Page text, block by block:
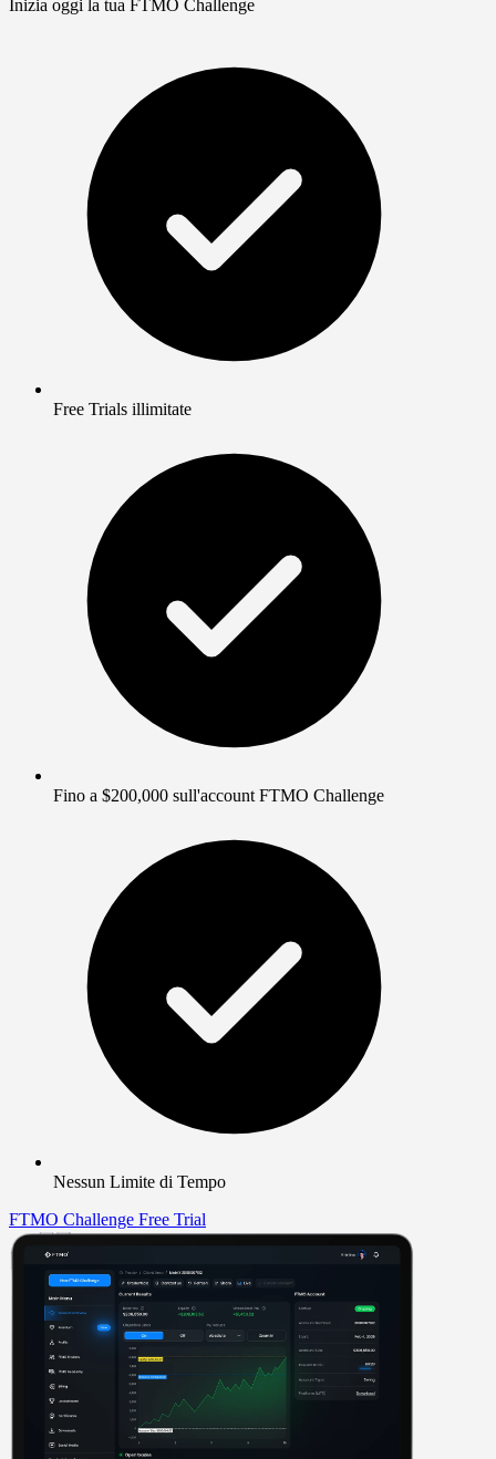
Inizia oggi la tua FTMO Challenge
Free Trials illimitate
Fino a $200,000 sull'account FTMO Challenge
Nessun Limite di Tempo
FTMO Challenge Free Trial